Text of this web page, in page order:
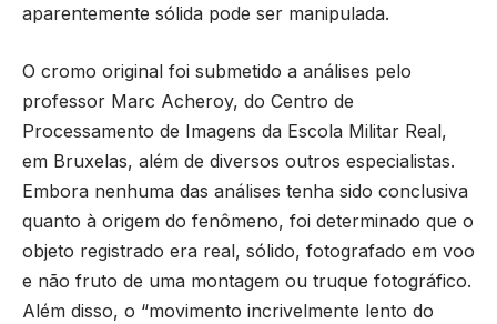
aparentemente sólida pode ser manipulada.
O cromo original foi submetido a análises pelo
professor Marc Acheroy, do Centro de
Processamento de Imagens da Escola Militar Real,
em Bruxelas, além de diversos outros especialistas.
Embora nenhuma das análises tenha sido conclusiva
quanto à origem do fenômeno, foi determinado que o
objeto registrado era real, sólido, fotografado em voo
e não fruto de uma montagem ou truque fotográfico.
Além disso, o “movimento incrivelmente lento do